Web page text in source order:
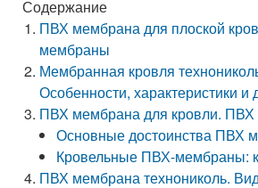
Содержание
ПВХ мембрана для плоской
мембраны
Мембранная кровля
Особенности, характеристики и
ПВХ мембрана для кровли.
Основные достоинства ПВХ
Кровельные ПВХ-мембраны:
ПВХ мембрана технониколь.